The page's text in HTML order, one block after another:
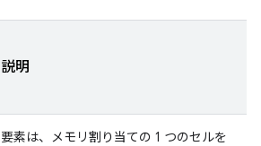
説明
要素は、メモリ割り当ての 1 つのセルを